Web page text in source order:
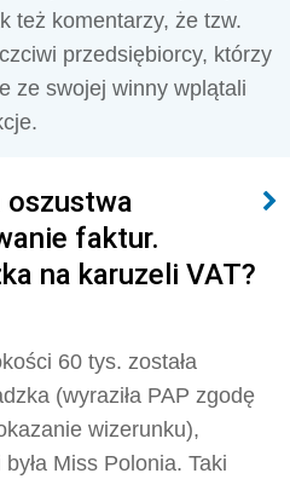
też komentarzy, że tzw.
przedsiębiorcy, którzy
ze swojej winny wplątali
oszustwa
faktur.
na karuzeli VAT?
60 tys. została
(wyraziła PAP zgodę
wizerunku),
Miss Polonia. Taki